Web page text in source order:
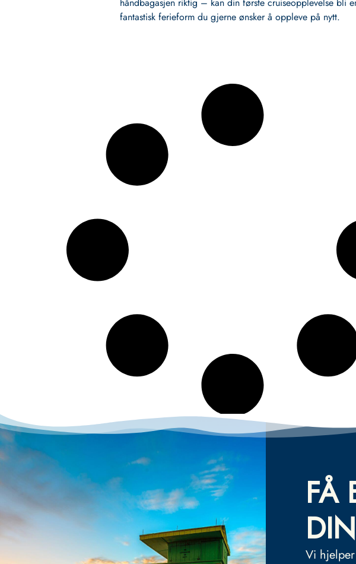
håndbagasjen riktig – kan din første cruiseopplevelse bli
fantastisk ferieform du gjerne ønsker å oppleve på nytt.
FÅ
Vi